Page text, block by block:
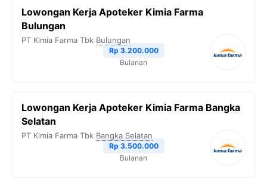
Lowongan Kerja Apoteker Kimia Farma
Bulungan
PT Kimia Farma Tbk Bulungan
Rp 3.200.000
Bulanan
Lowongan Kerja Apoteker Kimia Farma Bangka
Selatan
PT Kimia Farma Tbk Bangka Selatan
Rp 3.500.000
Bulanan